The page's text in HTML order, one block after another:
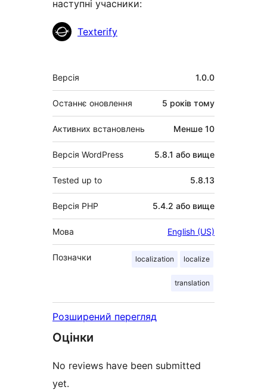
наступні учасники:
УчасникиTexterify
Мета
Версія 1.0.0
Останнє оновлення 5 років тому
Активних встановлень Менше 10
Версія WordPress 5.8.1 або вище
Tested up to 5.8.13
Версія PHP 5.4.2 або вище
Мова English (US)
Позначки localization localize
translation
Розширений перегляд
Оцінки
No reviews have been submitted
yet.